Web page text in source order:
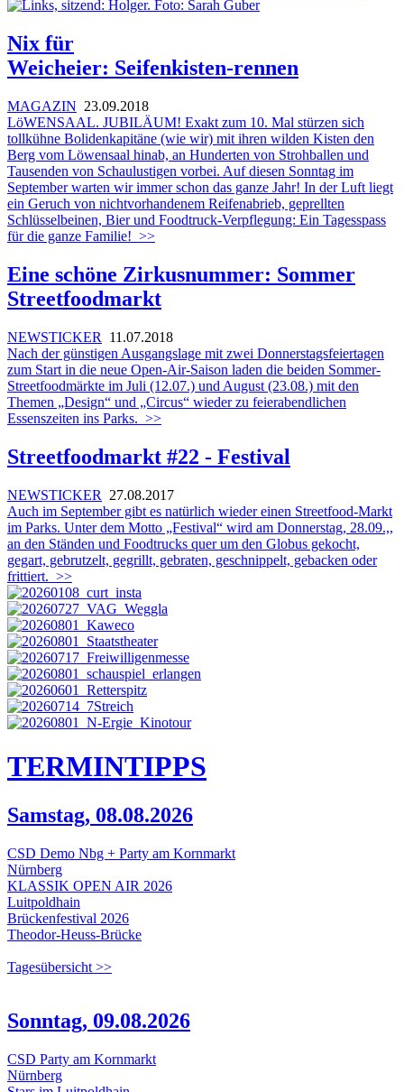
Nix für
Weicheier: Seifenkisten-rennen
MAGAZIN 23.09.2018
LöWENSAAL. JUBILÄUM! Exakt zum 10. Mal stürzen sich
tollkühne Bolidenkapitäne (wie wir) mit ihren wilden Kisten den
Berg vom Löwensaal hinab, an Hunderten von Strohballen und
Tausenden von Schaulustigen vorbei. Auf diesen Sonntag im
September warten wir immer schon das ganze Jahr! In der Luft liegt
ein Geruch von nichtvorhandenem Reifenabrieb, geprellten
Schlüsselbeinen, Bier und Foodtruck-Verpflegung: Ein Tagesspass
für die ganze Familie! >>
Eine schöne Zirkusnummer: Sommer
Streetfoodmarkt
NEWSTICKER
11.07.2018
Nach der günstigen Ausgangslage mit zwei Donnerstagsfeiertagen
zum Start in die neue Open-Air-Saison laden die beiden Sommer-
Streetfoodmärkte im Juli (12.07.) und August (23.08.) mit den
Themen „Design“ und „Circus“ wieder zu feierabendlichen
Essenszeiten ins Parks. >>
Streetfoodmarkt #22 - Festival
NEWSTICKER
27.08.2017
Auch im September gibt es natürlich wieder einen Streetfood-Markt
im Parks. Unter dem Motto „Festival“ wird am Donnerstag, 28.09.,,
an den Ständen und Foodtrucks quer um den Globus gekocht,
gegart, gebrutzelt, gegrillt, gebraten, geschnippelt, gebacken oder
frittiert. >>
TERMINTIPPS
Samstag, 08.08.2026
CSD Demo Nbg + Party am Kornmarkt
Nürnberg
KLASSIK OPEN AIR 2026
Luitpoldhain
Brückenfestival 2026
Theodor-Heuss-Brücke
Tagesübersicht >>
Sonntag, 09.08.2026
CSD Party am Kornmarkt
Nürnberg